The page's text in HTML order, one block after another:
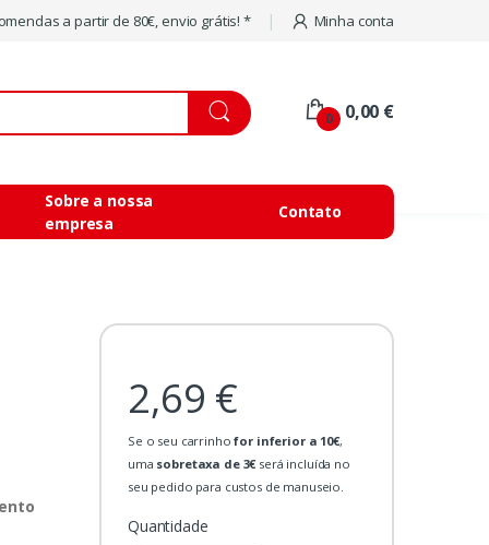
a partir de 80€, envio grátis! * Minha conta
0 0,00 €
Sobre a nossa
empresa
Contato
2,69 €
Se o seu carrinhofor inferior a 10€,
uma sobretaxa de 3€será incluída no
seu pedido para custos de manuseio.
Quantidade